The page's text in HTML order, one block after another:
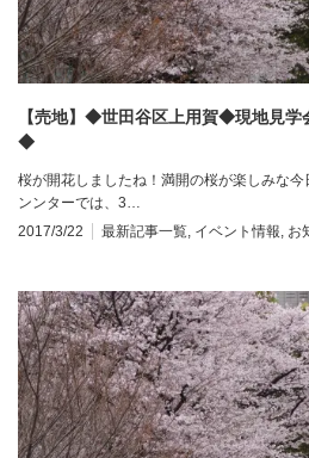
【売地】◆世田谷区上用賀◆現地見学
◆
桜が開花しましたね！満開の桜が楽しみな
ンンターでは、3…
2017/3/22
最新記事一覧 イベント情報 お